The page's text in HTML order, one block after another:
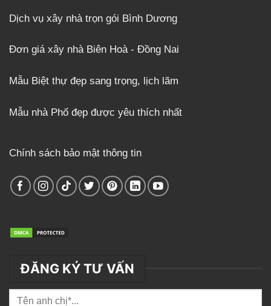
Dịch vụ xây nhà trọn gói Bình Dương
Đơn giá xây nhà Biên Hoà - Đồng Nai
Mẫu Biệt thự đẹp sang trọng, lịch lãm
Mẫu nhà Phố đẹp được yêu thích nhất
Chính sách bảo mật thông tin
ĐĂNG KÝ TƯ VẤN